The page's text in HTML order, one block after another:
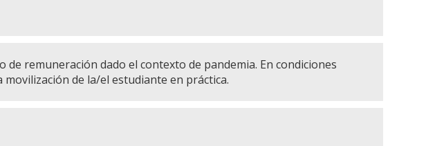
remuneración dado el contexto de pandemia. En condiciones
de la/el estudiante en práctica.